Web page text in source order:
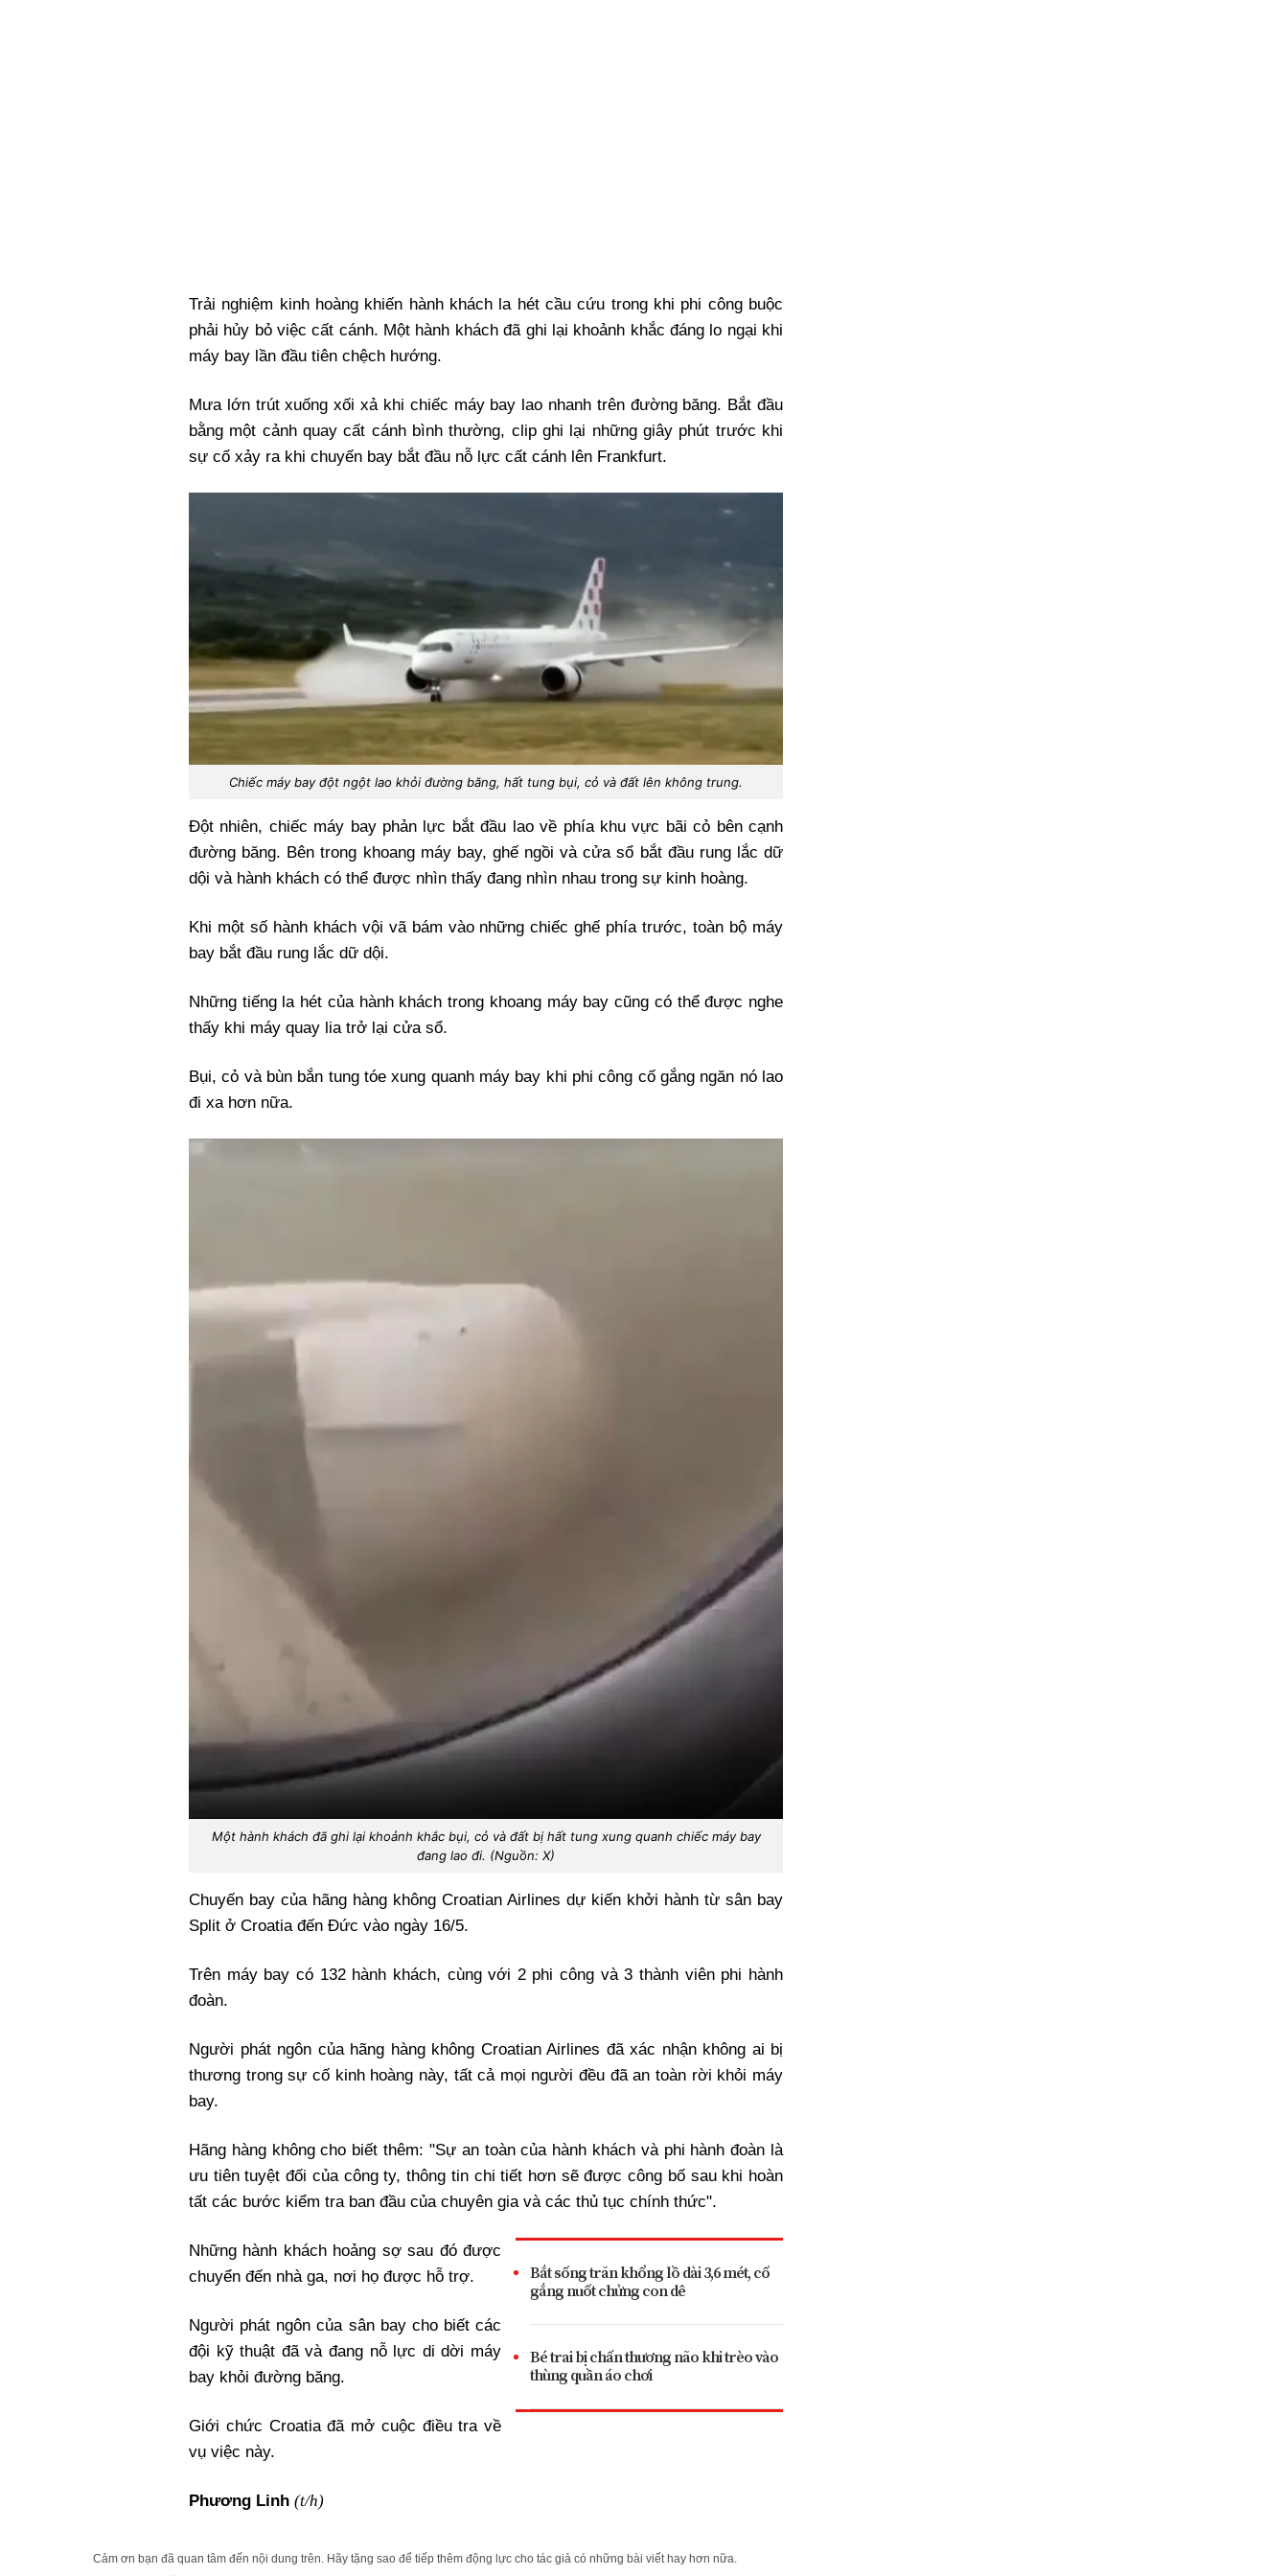
Trải nghiệm kinh hoàng khiến hành khách la hét cầu cứu trong khi phi công buộc
phải hủy bỏ việc cất cánh. Một hành khách đã ghi lại khoảnh khắc đáng lo ngại khi
máy bay lần đầu tiên chệch hướng.
Mưa lớn trút xuống xối xả khi chiếc máy bay lao nhanh trên đường băng. Bắt đầu
bằng một cảnh quay cất cánh bình thường, clip ghi lại những giây phút trước khi
sự cố xảy ra khi chuyến bay bắt đầu nỗ lực cất cánh lên Frankfurt.
Chiếc máy bay đột ngột lao khỏi đường băng, hất tung bụi, cỏ và đất lên không trung.
Đột nhiên, chiếc máy bay phản lực bắt đầu lao về phía khu vực bãi cỏ bên cạnh
đường băng. Bên trong khoang máy bay, ghế ngồi và cửa sổ bắt đầu rung lắc dữ
dội và hành khách có thể được nhìn thấy đang nhìn nhau trong sự kinh hoàng.
Khi một số hành khách vội vã bám vào những chiếc ghế phía trước, toàn bộ máy
bay bắt đầu rung lắc dữ dội.
Những tiếng la hét của hành khách trong khoang máy bay cũng có thể được nghe
thấy khi máy quay lia trở lại cửa sổ.
Bụi, cỏ và bùn bắn tung tóe xung quanh máy bay khi phi công cố gắng ngăn nó lao
đi xa hơn nữa.
Một hành khách đã ghi lại khoảnh khắc bụi, cỏ và đất bị hất tung xung quanh chiếc máy bay
đang lao đi. (Nguồn: X)
Chuyến bay của hãng hàng không Croatian Airlines dự kiến khởi hành từ sân bay
Split ở Croatia đến Đức vào ngày 16/5.
Trên máy bay có 132 hành khách, cùng với 2 phi công và 3 thành viên phi hành
đoàn.
Người phát ngôn của hãng hàng không Croatian Airlines đã xác nhận không ai bị
thương trong sự cố kinh hoàng này, tất cả mọi người đều đã an toàn rời khỏi máy
bay.
Hãng hàng không cho biết thêm: "Sự an toàn của hành khách và phi hành đoàn là
ưu tiên tuyệt đối của công ty, thông tin chi tiết hơn sẽ được công bố sau khi hoàn
tất các bước kiểm tra ban đầu của chuyên gia và các thủ tục chính thức".
Bắt sống trăn khổng lồ dài 3,6 mét, cố
gắng nuốt chửng con dê
Bé trai bị chấn thương não khi trèo vào
thùng quần áo chơi
Những hành khách hoảng sợ sau đó được
chuyển đến nhà ga, nơi họ được hỗ trợ.
Người phát ngôn của sân bay cho biết các
đội kỹ thuật đã và đang nỗ lực di dời máy
bay khỏi đường băng.
Giới chức Croatia đã mở cuộc điều tra về
vụ việc này.
Phương Linh (t/h)
Cảm ơn bạn đã quan tâm đến nội dung trên. Hãy tặng sao để tiếp thêm động lực cho tác giả có những bài viết hay hơn nữa.